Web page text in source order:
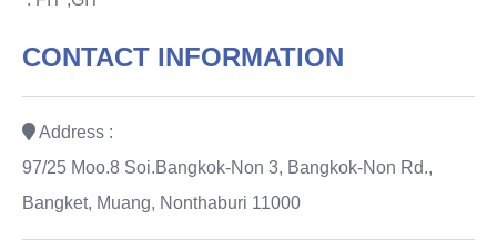
CONTACT INFORMATION
Address :
97/25 Moo.8 Soi.Bangkok-Non 3, Bangkok-Non Rd.,
Bangket, Muang, Nonthaburi 11000